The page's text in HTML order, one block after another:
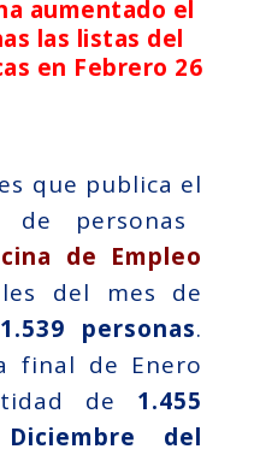
aumentado el
las listas del
en Febrero 26
que publica el
personas
de Empleo
del mes de
1.539 personas.
final de Enero
de 1.455
del